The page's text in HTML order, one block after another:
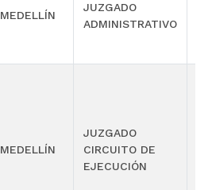
MEDELLÍN
JUZGADO
ADMINISTRATIVO
MEDELLÍN
JUZGADO
CIRCUITO DE
EJECUCIÓN